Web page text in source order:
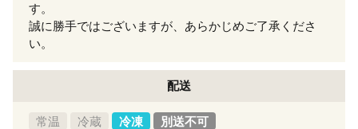
す。
誠に勝手ではございますが、あらかじめご了承くださ
い。
配送
常温 冷蔵 冷凍 別送不可